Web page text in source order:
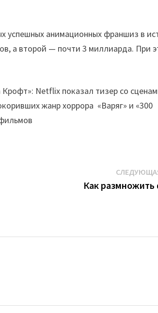
успешных анимационных франшиз в
а второй — почти 3 миллиарда. При
Крофт»: Netflix показал тизер со
жанр хоррора «Варяг» и «300
Как